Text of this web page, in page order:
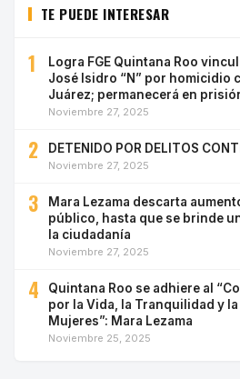
TE PUEDE INTERESAR
1
Logra FGE Quintana Roo
José Isidro “N” por homicidio
Juárez; permanecerá en
Noviembre 27, 2025
2 DETENIDO POR DELITOS
Noviembre 27, 2025
3
Mara Lezama descarta
público, hasta que se brinde
la ciudadanía
Noviembre 27, 2025
4
Quintana Roo se adhiere al
por la Vida, la Tranquilidad y
Mujeres”: Mara Lezama
Noviembre 25, 2025